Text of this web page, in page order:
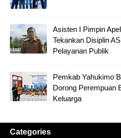
Asisten I Pimpin
Tekankan Disiplin
Pelayanan Publik
Pemkab Yahukimo
Dorong Perempuan
Keluarga
Categories